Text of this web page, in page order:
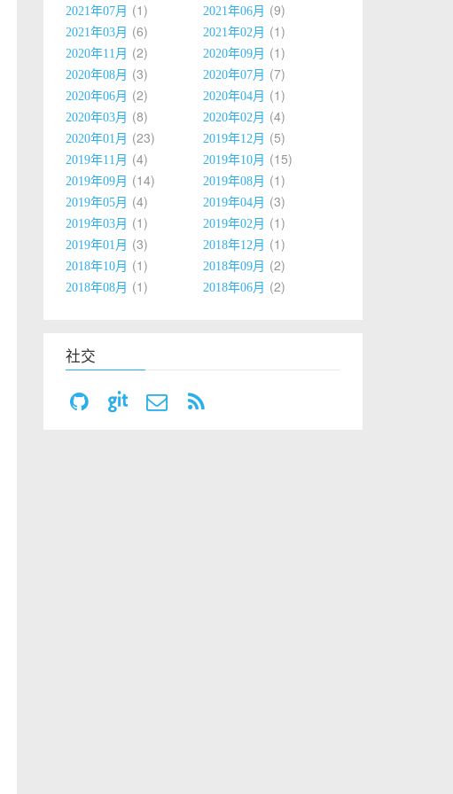
2021年07月 1 2021年06月 9
2021年03月 6 2021年02月 1
2020年11月 2 2020年09月 1
2020年08月 3 2020年07月 7
2020年06月 2 2020年04月 1
2020年03月 8 2020年02月 4
2020年01月 23 2019年12月 5
2019年11月 4 2019年10月 15
2019年09月 14 2019年08月 1
2019年05月 4 2019年04月 3
2019年03月 1 2019年02月 1
2019年01月 3 2018年12月 1
2018年10月 1 2018年09月 2
2018年08月 1 2018年06月 2
社交